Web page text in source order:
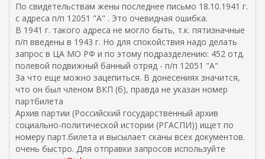
По свидетельствам жены последнее письмо 18.10.1941 г.
с адреса п/п 12051 "А" . Это очевидная ошибка.
В 1941 г. такого адреса не могло быть, т.к. пятизначные
п/п введены в 1943 г. Но для спокойствия надо делать
запрос в ЦА МО РФ и по этому подразделению: 452 отд.
полевой подвижный банный отряд - п/п 12051 "А"
За что еще можно зацепиться. В донесениях значится,
что он был членом ВКП (б), правда не указан номер
партбилета
Архив партии (Российский государственный архив
социально-политической истории (РГАСПИ)) ищет по
номеру парт.билета и высылает сканы всех документов.
очень быстро. Для отправки запросов используйте